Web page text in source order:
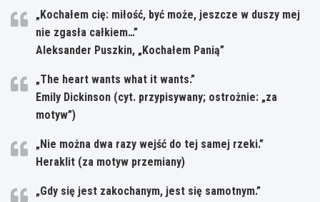
„Kochałem cię: miłość, być może, jeszcze w duszy mej
nie zgasła całkiem…”
Aleksander Puszkin, „Kochałem Panią”
„The heart wants what it wants.”
Emily Dickinson (cyt. przypisywany; ostrożnie: „za
motyw”)
„Nie można dwa razy wejść do tej samej rzeki.”
Heraklit (za motyw przemiany)
„Gdy się jest zakochanym, jest się samotnym.”